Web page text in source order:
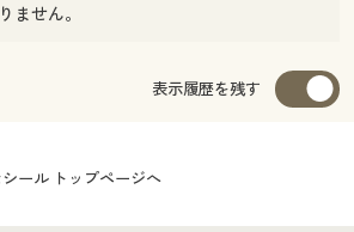
ません。
表示履歴を残す
ール トップページへ